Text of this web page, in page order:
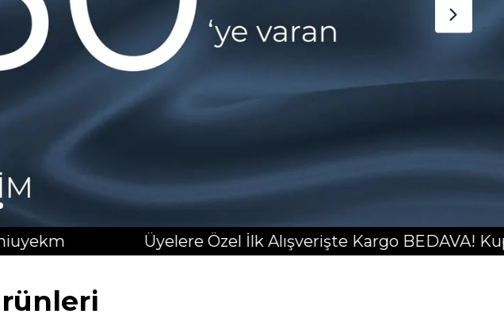
Üyelere Özel İlk Alışverişte Kargo BEDAVA! Kupon: yeniuyekm